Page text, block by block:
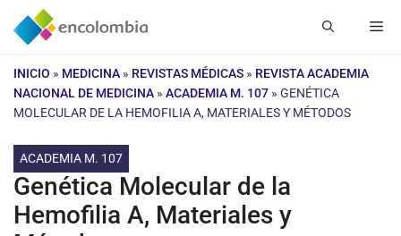
Saltar
INICIO » MEDICINA » REVISTAS MÉDICAS » REVISTA ACADEMIA
NACIONAL DE MEDICINA » ACADEMIA M. 107 » GENÉTICA
MOLECULAR DE LA HEMOFILIA A, MATERIALES Y MÉTODOS
ACADEMIA M. 107
Genética Molecular de la
Hemofilia A, Materiales y